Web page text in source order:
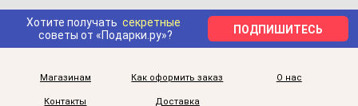
Хотите получать секретные
советы от «Подарки.ру»?
ПОДПИШИТЕСЬ
Магазинам Как оформить заказ О нас
Контакты Доставка